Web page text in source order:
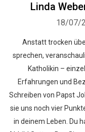
Linda
18/07/
Anstatt trocken
sprechen,
Katholikin –
Erfahrungen und
Schreiben von Papst
sie uns noch vier
in deinem Leben. Du